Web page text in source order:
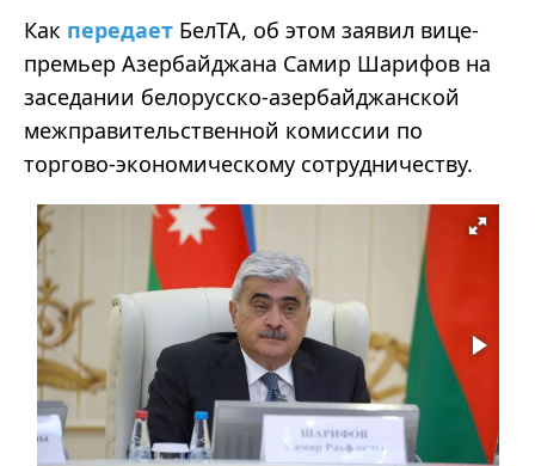
Как передает БелТА, об этом заявил вице-
премьер Азербайджана Самир Шарифов на
заседании белорусско-азербайджанской
межправительственной комиссии по
торгово-экономическому сотрудничеству.